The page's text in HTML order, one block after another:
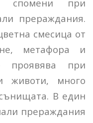
спомени при
прераждания.
смесица от
метафора и
проявява при
животи, много
В един
прераждания